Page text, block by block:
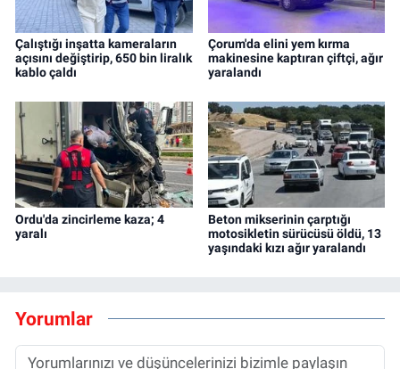
Çalıştığı inşatta kameraların
açısını değiştirip, 650 bin liralık
kablo çaldı
Çorum'da elini yem kırma
makinesine kaptıran çiftçi, ağır
yaralandı
Ordu'da zincirleme kaza; 4
yaralı
Beton mikserinin çarptığı
motosikletin sürücüsü öldü, 13
yaşındaki kızı ağır yaralandı
Yorumlar